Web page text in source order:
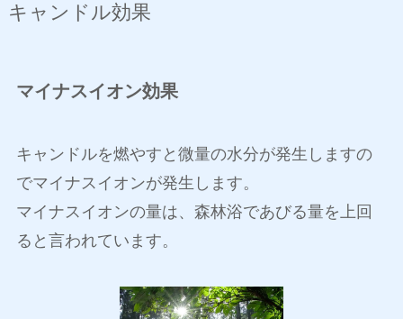
キャンドル効果
マイナスイオン効果
キャンドルを燃やすと微量の水分が発生しますの
でマイナスイオンが発生します。
マイナスイオンの量は、森林浴であびる量を上回
ると言われています。